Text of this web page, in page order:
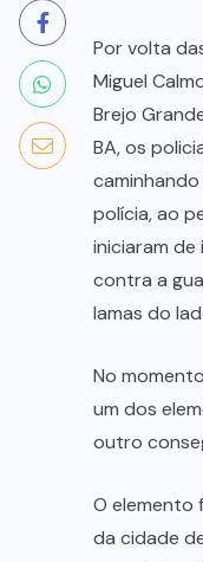
Por volta
Miguel
Brejo
BA, os
polícia, ao
iniciaram
contra a
lamas do
No
um dos
outro
O elemento
da cidade